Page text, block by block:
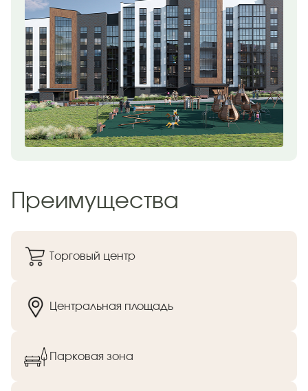
Преимущества
Торговый центр
Центральная площадь
Парковая зона